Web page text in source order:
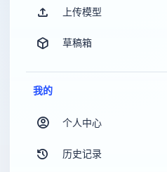
上传模型
草稿箱
我的
个人中心
历史记录